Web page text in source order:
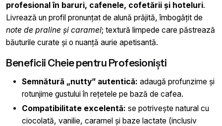
profesional în baruri, cafenele, cofetării și hoteluri.
Livrează un profil pronunțat de alună prăjită, îmbogățit de
note de praline și caramel; textură limpede care păstrează
băuturile curate și o nuanță aurie apetisantă.
Beneficii Cheie pentru Profesioniști
Semnătură „nutty” autentică: adaugă profunzime și
rotunjime gustului în rețetele pe bază de cafea.
Compatibilitate excelentă: se potrivește natural cu
ciocolată, vanilie, caramel și baze lactate (inclusiv